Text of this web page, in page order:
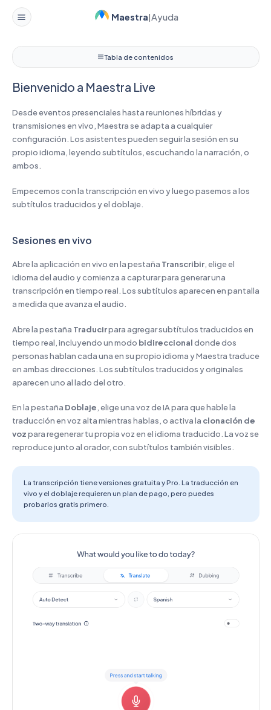
Maestra|Ayuda
Bienvenido a Maestra Live
Tabla de contenidos
Bienvenido a Maestra Live
Desde eventos presenciales hasta reuniones híbridas y
transmisiones en vivo, Maestra se adapta a cualquier
configuración. Los asistentes pueden seguir la sesión en su
propio idioma, leyendo subtítulos, escuchando la narración, o
ambos.
Empecemos con la transcripción en vivo y luego pasemos a los
subtítulos traducidos y el doblaje.
Sesiones en vivo
Abre la aplicación en vivo en la pestaña Transcribir, elige el
idioma del audio y comienza a capturar para generar una
transcripción en tiempo real. Los subtítulos aparecen en pantalla
a medida que avanza el audio.
Abre la pestaña Traducirpara agregar subtítulos traducidos en
tiempo real, incluyendo un modo bidireccionaldonde dos
personas hablan cada una en su propio idioma y Maestra traduce
en ambas direcciones. Los subtítulos traducidos y originales
aparecen uno al lado del otro.
En la pestaña Doblaje , elige una voz de IA para que hable la
traducción en voz alta mientras hablas, o activa la clonación de
vozpara regenerar tu propia voz en el idioma traducido. La voz se
reproduce junto al orador, con subtítulos también visibles.
La transcripción tiene versiones gratuita y Pro. La traducción en
vivo y el doblaje requieren un plan de pago, pero puedes
probarlos gratis primero.